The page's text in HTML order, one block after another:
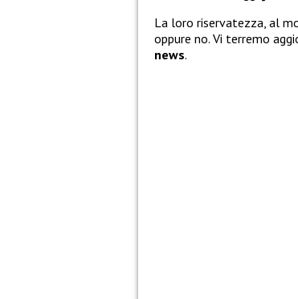
La loro riservatezza, al
oppure no. Vi terremo
news.